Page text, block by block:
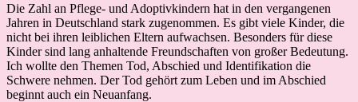
Die Zahl an Pflege- und Adoptivkindern hat in den vergangenen
Jahren in Deutschland stark zugenommen. Es gibt viele Kinder, die
nicht bei ihren leiblichen Eltern aufwachsen. Besonders für diese
Kinder sind lang anhaltende Freundschaften von großer Bedeutung.
Ich wollte den Themen Tod, Abschied und Identifikation die
Schwere nehmen. Der Tod gehört zum Leben und im Abschied
beginnt auch ein Neuanfang.